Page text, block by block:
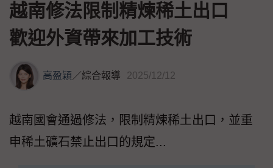
越南修法限制精煉稀土出口
歡迎外資帶來加工技術
高盈穎 ／綜合報導 2025/12/12
越南國會通過修法，限制精煉稀土出口，並重
申稀土礦石禁止出口的規定...